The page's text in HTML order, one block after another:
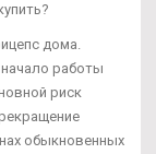
дома.
работы
риск
обыкновенных